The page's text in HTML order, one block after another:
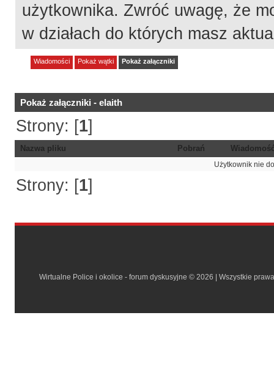
użytkownika. Zwróć uwagę, że
w działach do których masz
Wiadomości Pokaż wątki Pokaż załączniki
Pokaż załączniki - elaith
Strony: [1]
Nazwa pliku Pobrań
Użytkownik nie
Strony: [1]
Wirtualne Police i okolice - forum dyskusyjne © 2026 | Wszystkie